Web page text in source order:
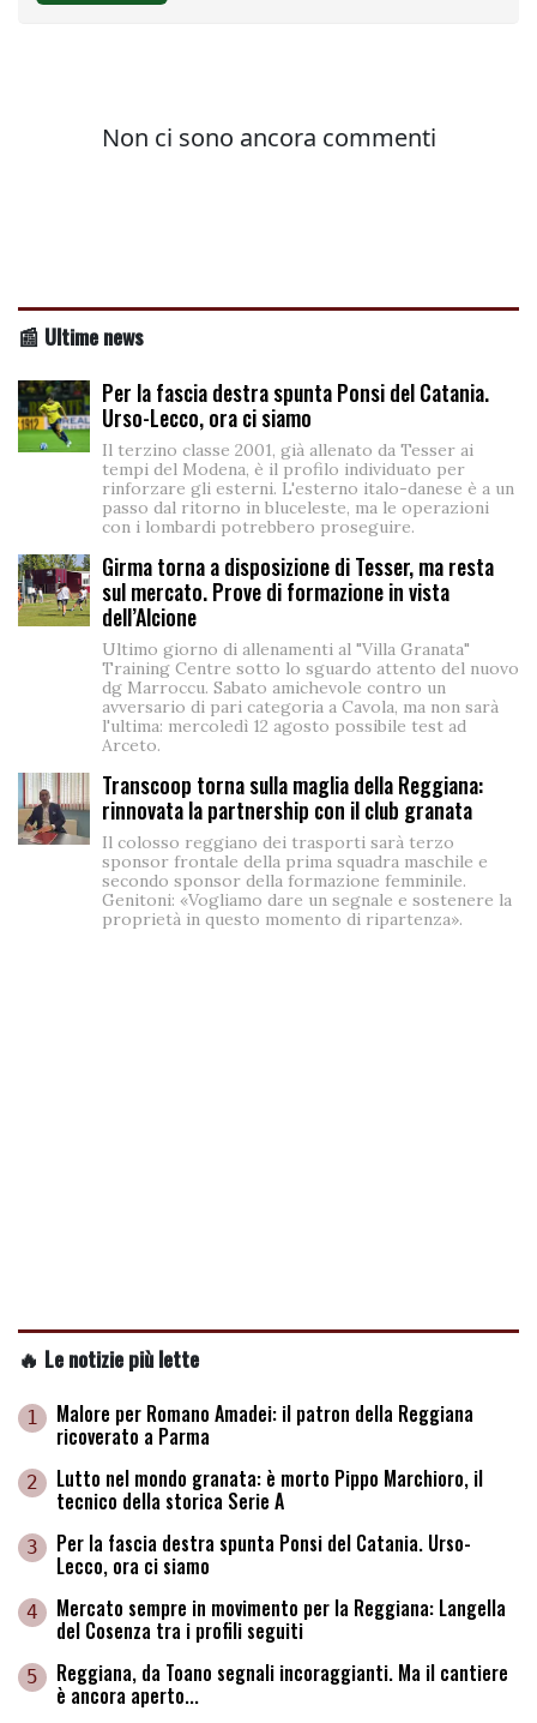
📰 Ultime news
Per la fascia destra spunta Ponsi del Catania.
Urso-Lecco, ora ci siamo
Il terzino classe 2001, già allenato da Tesser ai
tempi del Modena, è il profilo individuato per
rinforzare gli esterni. L'esterno italo-danese è a un
passo dal ritorno in bluceleste, ma le operazioni
con i lombardi potrebbero proseguire.
Girma torna a disposizione di Tesser, ma resta
sul mercato. Prove di formazione in vista
dell’Alcione
Ultimo giorno di allenamenti al "Villa Granata"
Training Centre sotto lo sguardo attento del nuovo
dg Marroccu. Sabato amichevole contro un
avversario di pari categoria a Cavola, ma non sarà
l'ultima: mercoledì 12 agosto possibile test ad
Arceto.
Transcoop torna sulla maglia della Reggiana:
rinnovata la partnership con il club granata
Il colosso reggiano dei trasporti sarà terzo
sponsor frontale della prima squadra maschile e
secondo sponsor della formazione femminile.
Genitoni: «Vogliamo dare un segnale e sostenere la
proprietà in questo momento di ripartenza».
🔥 Le notizie più lette
1 Malore per Romano Amadei: il patron della Reggiana
ricoverato a Parma
2 Lutto nel mondo granata: è morto Pippo Marchioro, il
tecnico della storica Serie A
3 Per la fascia destra spunta Ponsi del Catania. Urso-
Lecco, ora ci siamo
4 Mercato sempre in movimento per la Reggiana: Langella
del Cosenza tra i profili seguiti
5 Reggiana, da Toano segnali incoraggianti. Ma il cantiere
è ancora aperto...